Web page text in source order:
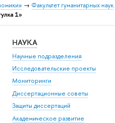
→ Факультет гуманитарных наук
1»
НАУКА
Научные подразделения
Исследовательские проекты
Мониторинги
Диссертационные советы
Защиты диссертаций
Академическое развитие